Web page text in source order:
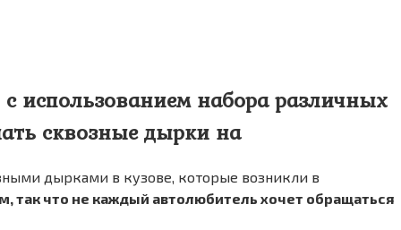
использованием набора различных
сквозные дырки на
дырками в кузове, которые возникли в
так что не каждый автолюбитель хочет обращаться